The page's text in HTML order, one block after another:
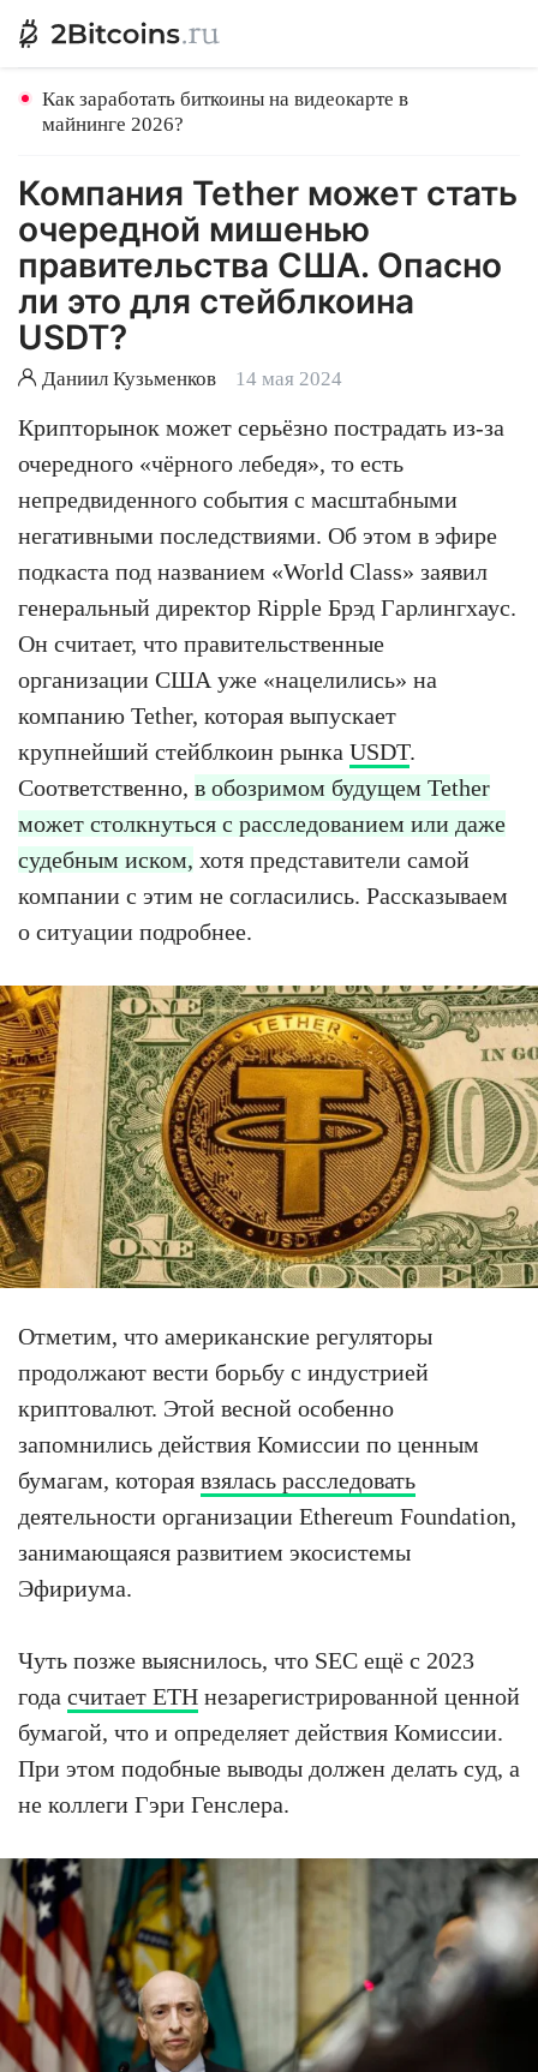
Как заработать биткоины на видеокарте в
майнинге 2026?
Компания Tether может стать
очередной мишенью
правительства США. Опасно
ли это для стейблкоина
USDT?
Даниил Кузьменков 14 мая 2024
Крипторынок может серьёзно пострадать из-за
очередного «чёрного лебедя», то есть
непредвиденного события с масштабными
негативными последствиями. Об этом в эфире
подкаста под названием «World Class» заявил
генеральный директор Ripple Брэд Гарлингхаус.
Он считает, что правительственные
организации США уже «нацелились» на
компанию Tether, которая выпускает
крупнейший стейблкоин рынка USDT.
Соответственно, в обозримом будущем Tether
может столкнуться с расследованием или даже
судебным иском, хотя представители самой
компании с этим не согласились. Рассказываем
о ситуации подробнее.
Отметим, что американские регуляторы
продолжают вести борьбу с индустрией
криптовалют. Этой весной особенно
запомнились действия Комиссии по ценным
бумагам, которая взялась расследовать
деятельности организации Ethereum Foundation,
занимающаяся развитием экосистемы
Эфириума.
Чуть позже выяснилось, что SEC ещё с 2023
года считает ETH незарегистрированной ценной
бумагой, что и определяет действия Комиссии.
При этом подобные выводы должен делать суд, а
не коллеги Гэри Генслера.